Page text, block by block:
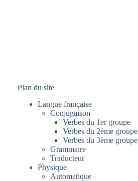
Plan du site
Langue française
Conjugaison
Verbes du 1er groupe
Verbes du 2ème groupe
Verbes du 3ème groupe
Grammaire
Traducteur
Physique
Automatique